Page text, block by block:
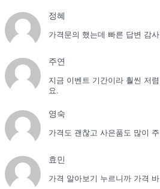
정혜
가격문의 했는데 빠른 답변 감사
주연
지금 이벤트 기간이라 훨씬 저
요.
영숙
가격도 괜찮고 사은품도 많이 주
효민
가격 알아보기 누르니까 가격 바